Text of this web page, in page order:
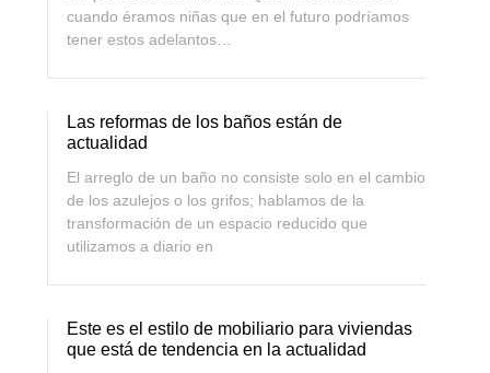
cuando éramos niñas que en el futuro podríamos
tener estos adelantos…
Las reformas de los baños están de
actualidad
El arreglo de un baño no consiste solo en el cambio
de los azulejos o los grifos; hablamos de la
transformación de un espacio reducido que
utilizamos a diario en
Este es el estilo de mobiliario para viviendas
que está de tendencia en la actualidad